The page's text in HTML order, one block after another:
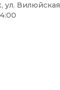
ул. Вилюйская